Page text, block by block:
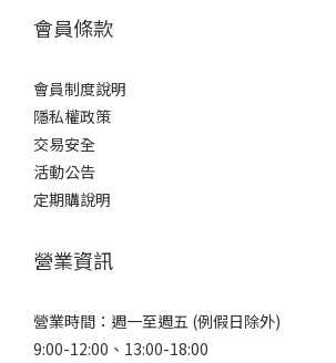
會員條款
會員制度說明
隱私權政策
交易安全
活動公告
定期購說明
營業資訊
營業時間：週一至週五 (例假日除外)
9:00-12:00、13:00-18:00